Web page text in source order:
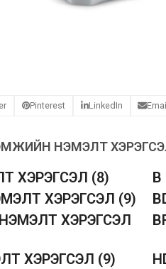
Pinterest LinkedIn Email
НЭМЭЛТ
ХЭРЭГСЭЛ (8)
ХЭРЭГСЭЛ (9)
НЭМЭЛТ ХЭРЭГСЭЛ
ХЭРЭГСЭЛ (9)